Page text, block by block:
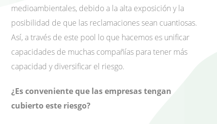
medioambientales, debido a la alta exposición y la
posibilidad de que las reclamaciones sean cuantiosas.
Así, a través de este pool lo que hacemos es unificar
capacidades de muchas compañías para tener más
capacidad y diversificar el riesgo.
¿Es conveniente que las empresas tengan
cubierto este riesgo?